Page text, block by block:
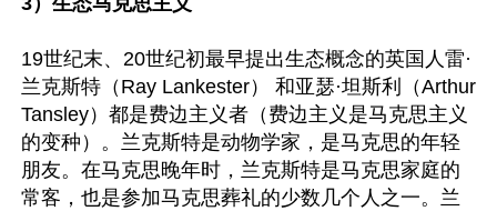
19世纪末、20世纪初最早提出生态概念的英国人雷·
兰克斯特（Ray Lankester） 和亚瑟·坦斯利（Arthur
Tansley）都是费边主义者（费边主义是马克思主义
的变种）。兰克斯特是动物学家，是马克思的年轻
朋友。在马克思晚年时，兰克斯特是马克思家庭的
常客，也是参加马克思葬礼的少数几个人之一。兰